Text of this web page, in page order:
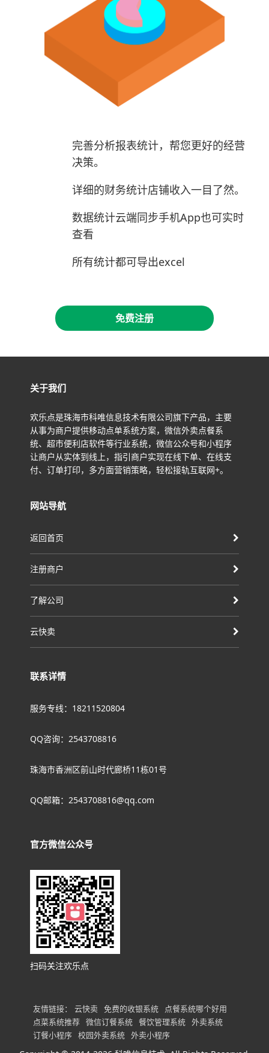
完善分析报表统计，帮您更好的经营
决策。
详细的财务统计店铺收入一目了然。
数据统计云端同步手机App也可实时
查看
所有统计都可导出excel
免费注册
关于我们
欢乐点是珠海市科唯信息技术有限公司旗下产品，主要
从事为商户提供移动点单系统方案，微信外卖点餐系
统、超市便利店软件等行业系统，微信公众号和小程序
让商户从实体到线上，指引商户实现在线下单、在线支
付、订单打印，多方面营销策略，轻松接轨互联网+。
网站导航
返回首页
注册商户
了解公司
云快卖
联系详情
服务专线：18211520804
QQ咨询：2543708816
珠海市香洲区前山时代廊桥11栋01号
QQ邮箱：2543708816@qq.com
官方微信公众号
扫码关注欢乐点
友情链接： 云快卖 免费的收银系统
点餐系统哪个好用
点菜系统推荐 微信订餐系统 餐饮管理系统 外卖系统
订餐小程序 校园外卖系统 外卖小程序